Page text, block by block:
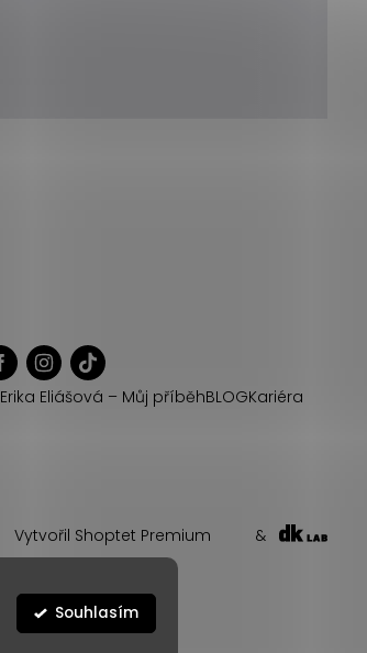
Souhlasím
Erika Eliášová – Můj příběhBLOGKariéra
Vytvořil Shoptet Premium &